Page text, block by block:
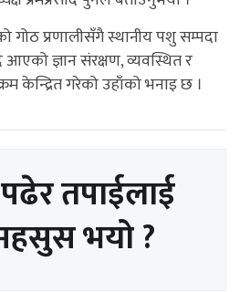
गोठ प्रणालीसँगै स्थानीय पशु सम्पदा
ज्ञान संरक्षण, व्यवस्थित र
केन्द्रित गरेको उहाँको भनाइ छ ।
तपाईलाई
भयो ?